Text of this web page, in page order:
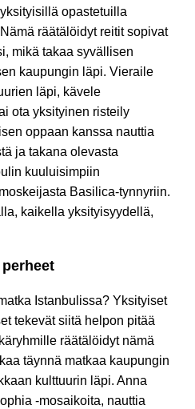
opastetuilla
räätälöidyt reitit sopivat
mikä takaa syvällisen
kaupungin läpi. Vieraile
läpi, kävele
ota yksityinen risteily
oppaan kanssa nauttia
ja takana olevasta
kuuluisimpiin
Basilica-tynnyriin.
kaikella yksityisyydellä,
Istanbulissa? Yksityiset
tekevät siitä helpon pitää
räätälöidyt nämä
täynnä matkaa kaupungin
kulttuurin läpi. Anna
-mosaikoita, nauttia